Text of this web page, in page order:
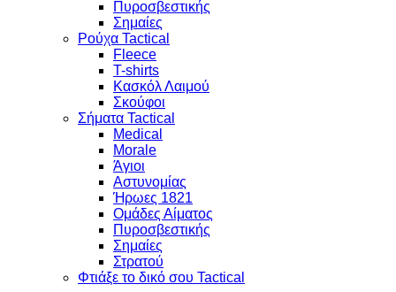
Πυροσβεστικής
Σημαίες
Ρούχα Tactical
Fleece
T-shirts
Κασκόλ Λαιμού
Σκούφοι
Σήματα Tactical
Medical
Morale
Άγιοι
Αστυνομίας
Ήρωες 1821
Ομάδες Αίματος
Πυροσβεστικής
Σημαίες
Στρατού
Φτιάξε το δικό σου Tactical